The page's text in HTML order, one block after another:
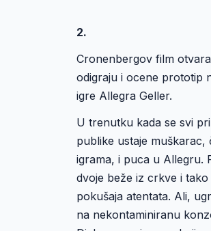
2.
Cronenbergov film
odigraju i ocene prototip
igre Allegra Geller.
U trenutku kada se svi
publike ustaje
igrama, i puca u Allegru.
dvoje beže iz crkve i
pokušaja atentata. Ali,
na nekontaminiranu